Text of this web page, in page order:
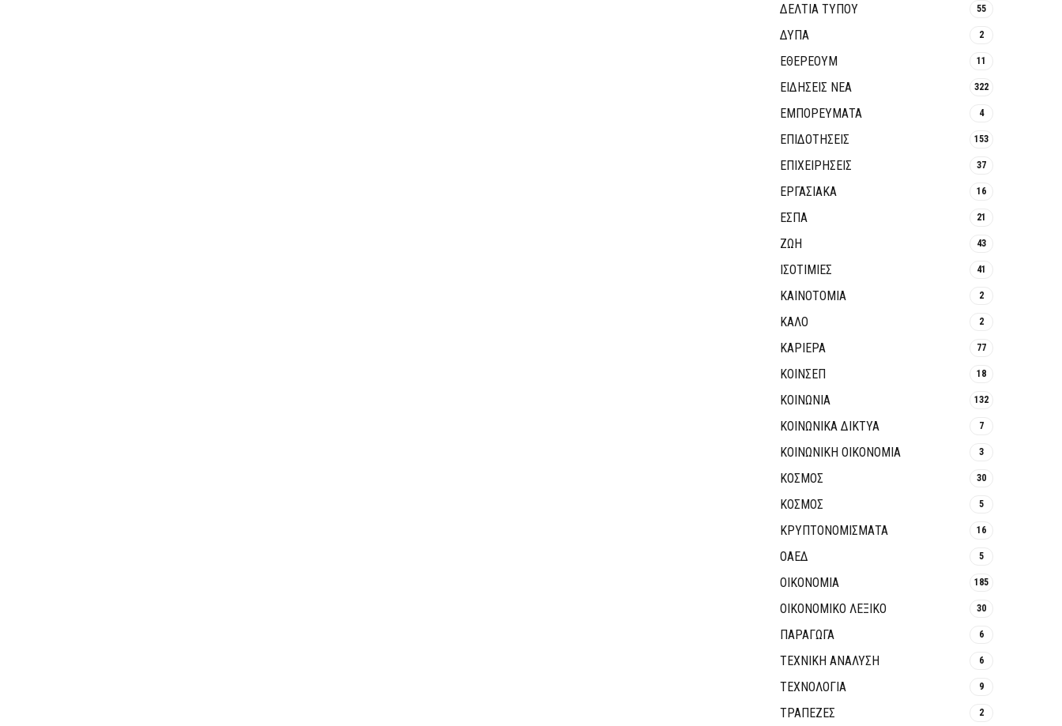
ΔΕΛΤΙΑ ΤΥΠΟΥ 55
ΔΥΠΑ 2
ΕΘΈΡΕΟΥΜ 11
ΕΙΔΗΣΕΙΣ ΝΕΑ 322
ΕΜΠΟΡΕΥΜΑΤΑ 4
ΕΠΙΔΟΤΗΣΕΙΣ 153
ΕΠΙΧΕΙΡΗΣΕΙΣ 37
ΕΡΓΑΣΙΑΚΑ 16
ΕΣΠΑ 21
ΖΩΗ 43
ΙΣΟΤΙΜΙΕΣ 41
ΚΑΙΝΟΤΟΜΊΑ 2
ΚΑΛΟ 2
ΚΑΡΙΕΡΑ 77
ΚΟΙΝΣΕΠ 18
ΚΟΙΝΩΝΙΑ 132
ΚΟΙΝΩΝΙΚΆ ΔΊΚΤΥΑ 7
ΚΟΙΝΩΝΙΚΉ ΟΙΚΟΝΟΜΊΑ 3
ΚΟΣΜΟΣ 30
ΚΟΣΜΟΣ 5
ΚΡΥΠΤΟΝΟΜΊΣΜΑΤΑ 16
ΟΑΕΔ 5
ΟΙΚΟΝΟΜΙΑ 185
ΟΙΚΟΝΟΜΙΚΟ ΛΕΞΙΚΟ 30
ΠΑΡΑΓΩΓΑ 6
ΤΕΧΝΙΚΗ ΑΝΑΛΥΣΗ 6
ΤΕΧΝΟΛΟΓΙΑ 9
ΤΡΆΠΕΖΕΣ 2